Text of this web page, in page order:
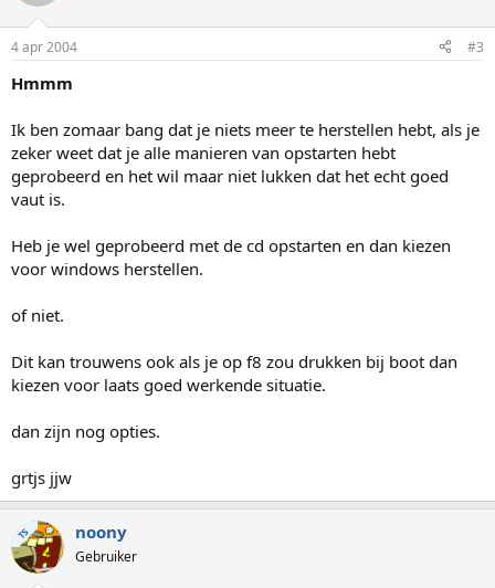
4 apr 2004 #3
Hmmm
Ik ben zomaar bang dat je niets meer te herstellen hebt, als je
zeker weet dat je alle manieren van opstarten hebt
geprobeerd en het wil maar niet lukken dat het echt goed
vaut is.
Heb je wel geprobeerd met de cd opstarten en dan kiezen
voor windows herstellen.
of niet.
Dit kan trouwens ook als je op f8 zou drukken bij boot dan
kiezen voor laats goed werkende situatie.
dan zijn nog opties.
grtjs jjw
TS noony
Gebruiker